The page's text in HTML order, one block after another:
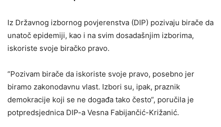
Iz Državnog izbornog povjerenstva (DIP) pozivaju birače da
unatoč epidemiji, kao i na svim dosadašnjim izborima,
iskoriste svoje biračko pravo.
“Pozivam birače da iskoriste svoje pravo, posebno jer
biramo zakonodavnu vlast. Izbori su, ipak, praznik
demokracije koji se ne događa tako često“, poručila je
potpredsjednica DIP-a Vesna Fabijančić-Križanić.